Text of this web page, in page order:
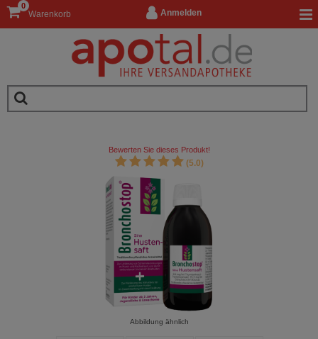
Anmelden
Warenkorb
0
Bewerten Sie dieses Produkt!
(5.0)
Abbildung ähnlich